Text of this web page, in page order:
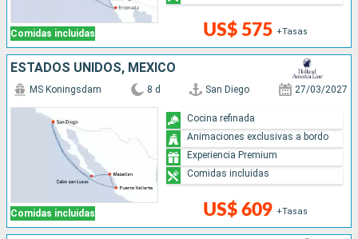
Comidas incluidas US$ 575 +Tasas
ESTADOS UNIDOS, MÉXICO
Comidas incluidas
MS Koningsdam 8 d San Diego 27/03/2027
US$ 609 +Tasas
Cocina refinada
Animaciones exclusivas a bordo
Experiencia Premium
Comidas incluidas